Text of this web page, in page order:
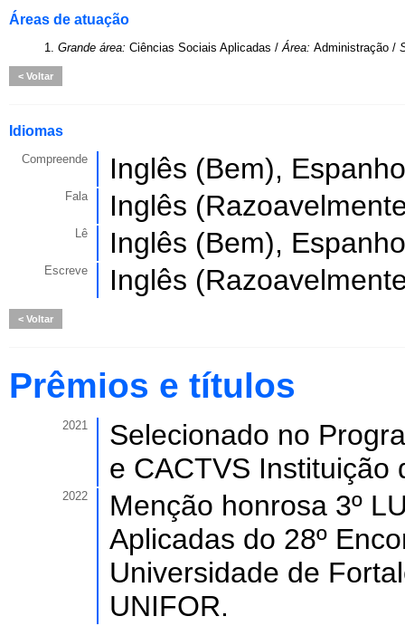
Áreas de atuação
1. Grande área: Ciências Sociais Aplicadas /Área: Administração /
Voltar
Idiomas
Compreende Inglês (Bem),
Fala Inglês
Lê Inglês (Bem),
Escreve Inglês
Voltar
Prêmios e títulos
2021
Selecionado no
e CACTVS Instituição
2022
Menção honrosa 3º
Aplicadas do 28º
Universidade de
UNIFOR.